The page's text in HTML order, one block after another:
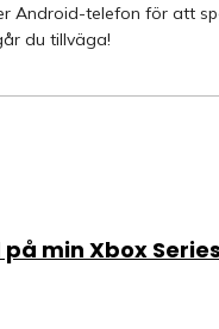
Android-telefon för att
du tillväga!
min Xbox